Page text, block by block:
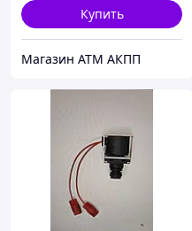
Купить
Магазин АТМ АКПП